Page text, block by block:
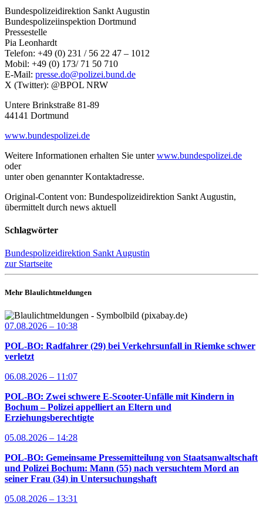
Bundespolizeidirektion Sankt Augustin
Bundespolizeiinspektion Dortmund
Pressestelle
Pia Leonhardt
Telefon: +49 (0) 231 / 56 22 47 – 1012
Mobil: +49 (0) 173/ 71 50 710
E-Mail: presse.do@polizei.bund.de
X (Twitter): @BPOL NRW
Untere Brinkstraße 81-89
44141 Dortmund
www.bundespolizei.de
Weitere Informationen erhalten Sie unterwww.bundespolizei.de
oder
unter oben genannter Kontaktadresse.
Original-Content von: Bundespolizeidirektion Sankt Augustin,
übermittelt durch news aktuell
Schlagwörter
Bundespolizeidirektion Sankt Augustin
zur Startseite
Mehr Blaulichtmeldungen
07.08.2026 – 10:38
POL-BO: Radfahrer (29) bei Verkehrsunfall in Riemke schwer
verletzt
06.08.2026 – 11:07
POL-BO: Zwei schwere E-Scooter-Unfälle mit Kindern in
Bochum – Polizei appelliert an Eltern und
Erziehungsberechtigte
05.08.2026 – 14:28
POL-BO: Gemeinsame Pressemitteilung von Staatsanwaltschaft
und Polizei Bochum: Mann (55) nach versuchtem Mord an
seiner Frau (34) in Untersuchungshaft
05.08.2026 – 13:31